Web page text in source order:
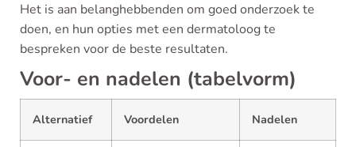
Het is aan belanghebbenden om goed onderzoek te
doen, en hun opties met een dermatoloog te
bespreken voor de beste resultaten.
Voor- en nadelen (tabelvorm)
Alternatief Voordelen Nadelen